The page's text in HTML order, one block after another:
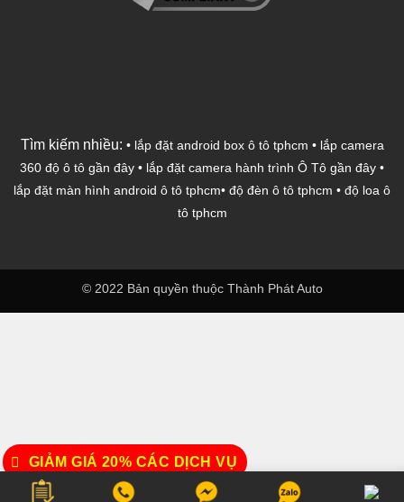
Tìm kiếm nhiều: • lắp đặt android box ô tô tphcm • lắp camera
360 độ ô tô gần đây • lắp đặt camera hành trình Ô Tô gần đây •
lắp đặt màn hình android ô tô tphcm• độ đèn ô tô tphcm • độ loa ô
tô tphcm
GIẢM GIÁ 20% CÁC DỊCH VỤ
© 2022 Bản quyền thuộc Thành Phát Auto